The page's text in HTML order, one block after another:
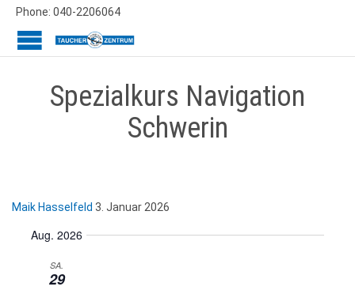
Phone: 040-2206064
Spezialkurs Navigation
Schwerin
Maik Hasselfeld 3. Januar 2026
Aug. 2026
SA.
29